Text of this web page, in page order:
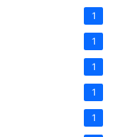
1
1
1
1
1